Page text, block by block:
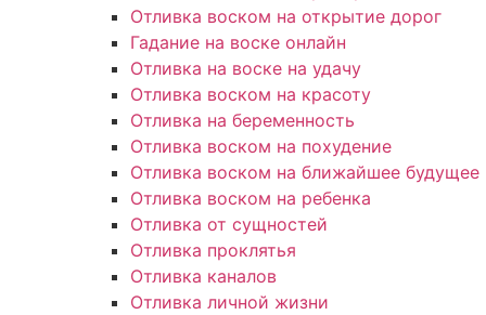
Отливка воском на открытие дорог
Гадание на воске онлайн
Отливка на воске на удачу
Отливка воском на красоту
Отливка на беременность
Отливка воском на похудение
Отливка воском на ближайшее будущее
Отливка воском на ребенка
Отливка от сущностей
Отливка проклятья
Отливка каналов
Отливка личной жизни